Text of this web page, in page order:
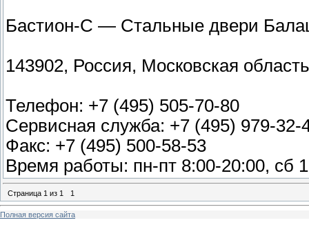
Бастион-С — Стальные двери
143902, Россия, Московская
Телефон: +7 (495) 505-70-80
Сервисная служба: +7 (495) 979-32-
Факс: +7 (495) 500-58-53
Время работы: пн-пт 8:00-20:00, сб
Страница 1 из 1 1
Полная версия сайта